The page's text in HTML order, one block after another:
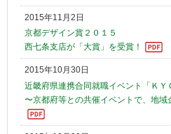
2015年11月2日
京都デザイン賞２０１５
西七条支店が「大賞」を受賞！
2015年10月30日
近畿府県連携合同就職イベント「ＫＹ
〜京都府等との共催イベントで、地